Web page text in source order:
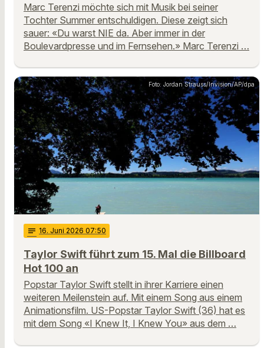
Marc Terenzi möchte sich mit Musik bei seiner
Tochter Summer entschuldigen. Diese zeigt sich
sauer: «Du warst NIE da. Aber immer in der
Boulevardpresse und im Fernsehen.» Marc Terenzi …
Foto: Jordan Strauss/Invision/AP/dpa
notes 16. Juni 2026 07:50
Taylor Swift führt zum 15. Mal die Billboard
Hot 100 an
Popstar Taylor Swift stellt in ihrer Karriere einen
weiteren Meilenstein auf. Mit einem Song aus einem
Animationsfilm. US-Popstar Taylor Swift (36) hat es
mit dem Song «I Knew It, I Knew You» aus dem …